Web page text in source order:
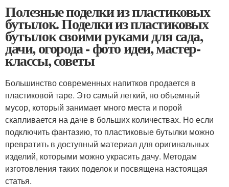
Полезные поделки из пластиковых
бутылок. Поделки из пластиковых
бутылок своими руками для сада,
дачи, огорода - фото идеи, мастер-
классы, советы
Большинство современных напитков продается в
пластиковой таре. Это самый легкий, но объемный
мусор, который занимает много места и порой
скапливается на даче в больших количествах. Но если
подключить фантазию, то пластиковые бутылки можно
превратить в доступный материал для оригинальных
изделий, которыми можно украсить дачу. Методам
изготовления таких поделок и посвящена настоящая
статья.